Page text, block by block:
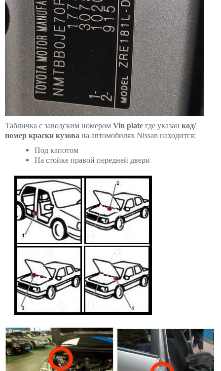
Табличка с заводским номером Vin plate где указан код/
номер краски кузова на автомобилях Nissan находится:
Под капотом
На стойке правой передней двери